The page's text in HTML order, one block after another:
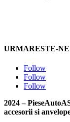
URMARESTE-
Follow
Follow
Follow
2024 –
accesorii si